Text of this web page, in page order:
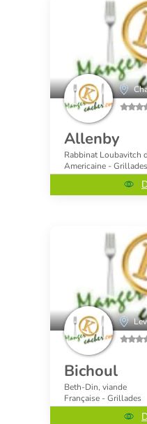
Allenby
Rabbinat Loubavitch
Americaine - Grillades
Bichoul
Beth-Din, viande
Française - Grillades